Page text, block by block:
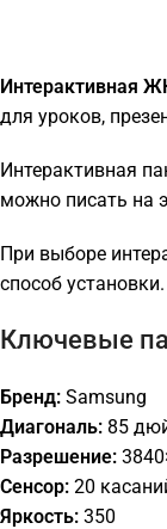
Интерактивная
для уроков,
Интерактивная
можно писать на
При выборе
способ
Ключевые
Бренд: Samsung
Диагональ: 85
Разрешение:
Сенсор: 20
Яркость: 350